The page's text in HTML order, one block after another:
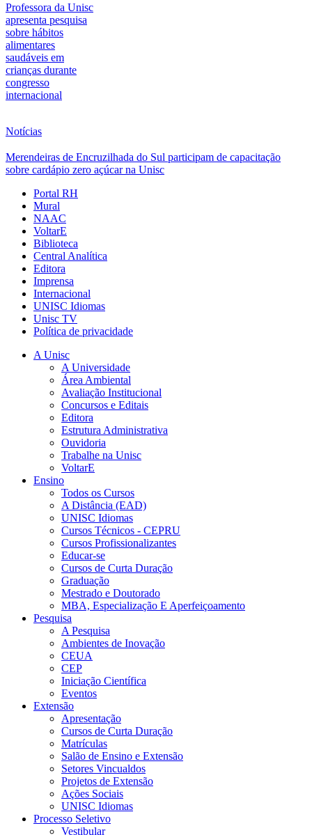
Professora da Unisc
apresenta pesquisa
sobre hábitos
alimentares
saudáveis em
crianças durante
congresso
internacional
Notícias
Merendeiras de Encruzilhada do Sul participam de capacitação
sobre cardápio zero açúcar na Unisc
Portal RH
Mural
NAAC
VoltarE
Biblioteca
Central Analítica
Editora
Imprensa
Internacional
UNISC Idiomas
Unisc TV
Política de privacidade
A Unisc
A Universidade
Área Ambiental
Avaliação Institucional
Concursos e Editais
Editora
Estrutura Administrativa
Ouvidoria
Trabalhe na Unisc
VoltarE
Ensino
Todos os Cursos
A Distância (EAD)
UNISC Idiomas
Cursos Técnicos - CEPRU
Cursos Profissionalizantes
Educar-se
Cursos de Curta Duração
Graduação
Mestrado e Doutorado
MBA, Especialização E Aperfeiçoamento
Pesquisa
A Pesquisa
Ambientes de Inovação
CEUA
CEP
Iniciação Científica
Eventos
Extensão
Apresentação
Cursos de Curta Duração
Matrículas
Salão de Ensino e Extensão
Setores Vincualdos
Projetos de Extensão
Ações Sociais
UNISC Idiomas
Processo Seletivo
Vestibular